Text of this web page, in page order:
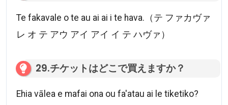
Te fakavale o te au ai ai i te hava.（テ ファカヴァ
レ オ テ アウ アイ アイ イ テ ハヴァ）
29.チケットはどこで買えますか？
Ehia vālea e mafai ona ou fa'atau ai le tiketiko?